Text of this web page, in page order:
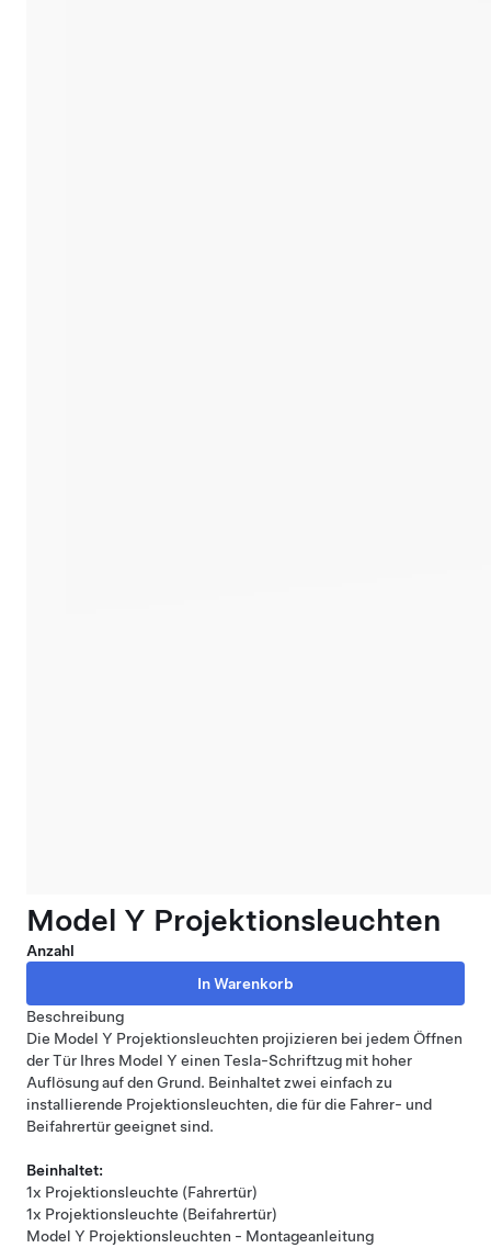
Model Y Projektionsleuchten
Anzahl
Beschreibung
Die Model Y Projektionsleuchten projizieren bei jedem Öffnen
der Tür Ihres Model Y einen Tesla-Schriftzug mit hoher
Auflösung auf den Grund. Beinhaltet zwei einfach zu
installierende Projektionsleuchten, die für die Fahrer- und
Beifahrertür geeignet sind.
Beinhaltet:
1x Projektionsleuchte (Fahrertür)
1x Projektionsleuchte (Beifahrertür)
Model Y Projektionsleuchten - Montageanleitung